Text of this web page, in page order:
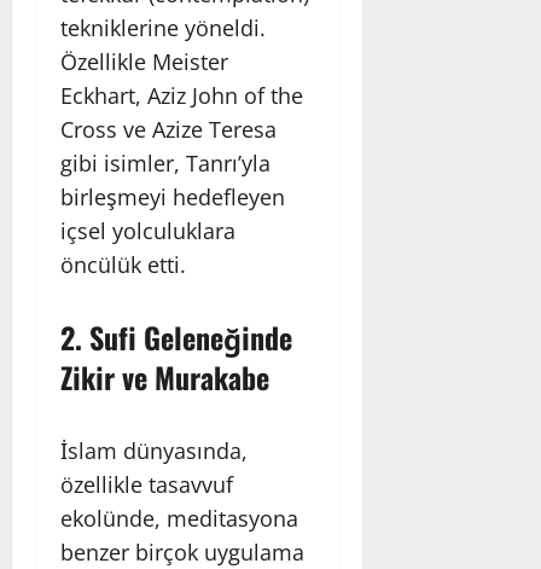
tekniklerine yöneldi.
Özellikle Meister
Eckhart, Aziz John of the
Cross ve Azize Teresa
gibi isimler, Tanrı’yla
birleşmeyi hedefleyen
içsel yolculuklara
öncülük etti.
2. Sufi Geleneğinde
Zikir ve Murakabe
İslam dünyasında,
özellikle tasavvuf
ekolünde, meditasyona
benzer birçok uygulama